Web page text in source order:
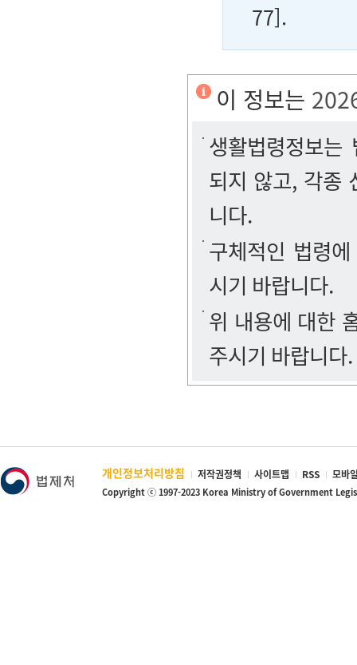
77].
이 정보는
생활법령정보
되지 않고, 각종
니다.
구체적인 법령
시기 바랍니다.
위 내용에 대한
주시기 바랍니다.
개인정보처리방침 저작권정책 사이트맵 RSS 모바
Copyright ⓒ 1997-2023 Korea Ministry of Government